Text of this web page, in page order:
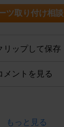
ツ取り付け相談
リップして保存
メントを見る
もっと見る